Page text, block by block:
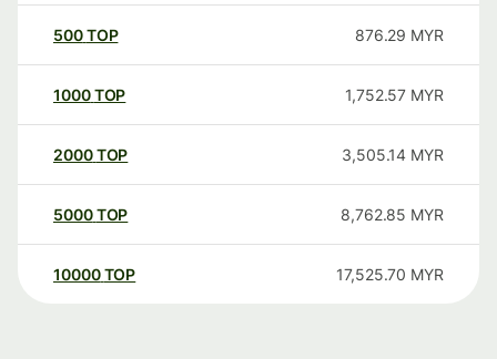
500TOP 876.29 MYR
1000TOP 1,752.57 MYR
2000TOP 3,505.14 MYR
5000TOP 8,762.85 MYR
10000 TOP 17,525.70 MYR